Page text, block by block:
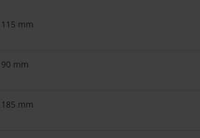
115 mm
90 mm
185 mm